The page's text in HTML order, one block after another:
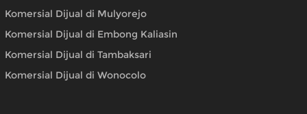
Komersial Dijual di Mulyorejo
Komersial Dijual di Embong Kaliasin
Komersial Dijual di Tambaksari
Komersial Dijual di Wonocolo